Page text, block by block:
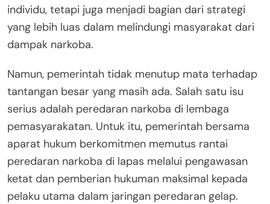
individu, tetapi juga menjadi bagian dari strategi
yang lebih luas dalam melindungi masyarakat dari
dampak narkoba.
Namun, pemerintah tidak menutup mata terhadap
tantangan besar yang masih ada. Salah satu isu
serius adalah peredaran narkoba di lembaga
pemasyarakatan. Untuk itu, pemerintah bersama
aparat hukum berkomitmen memutus rantai
peredaran narkoba di lapas melalui pengawasan
ketat dan pemberian hukuman maksimal kepada
pelaku utama dalam jaringan peredaran gelap.